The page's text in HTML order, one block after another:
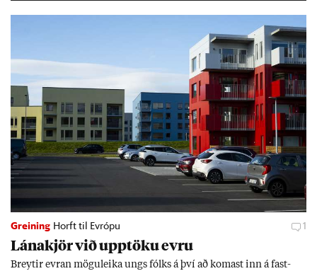
Greining Horft til Evrópu 1
Lána­kjör við upp­töku evru
Breyt­ir evr­an mögu­leika ungs fólks á því að kom­ast inn á fast­